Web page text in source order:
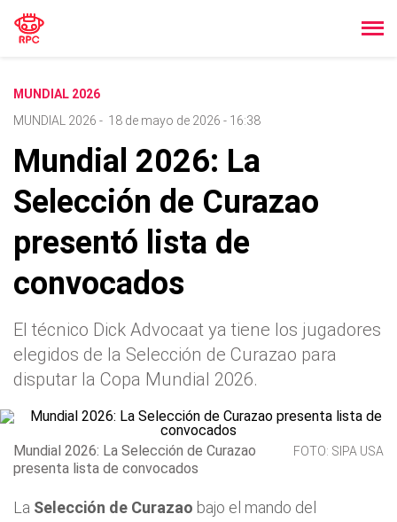
MUNDIAL 2026
MUNDIAL 2026 - 18 de mayo de 2026 - 16:38
Mundial 2026: La
Selección de Curazao
presentó lista de
convocados
El técnico Dick Advocaat ya tiene los jugadores
elegidos de la Selección de Curazao para
disputar la Copa Mundial 2026.
Mundial 2026: La Selección de Curazao
presenta lista de convocados
FOTO: SIPA USA
La Selección de Curazao bajo el mando del